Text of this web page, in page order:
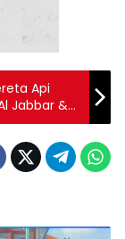
Api
Jabbar &